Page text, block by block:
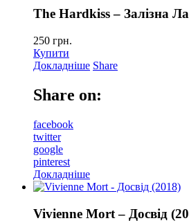
The Hardkiss – Залізна
250 грн.
Купити
Докладніше Share
Share on:
facebook
twitter
google
pinterest
Докладніше
Vivienne Mort – Досвід